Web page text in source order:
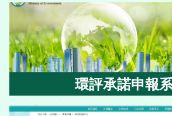
環評
環評承諾申報